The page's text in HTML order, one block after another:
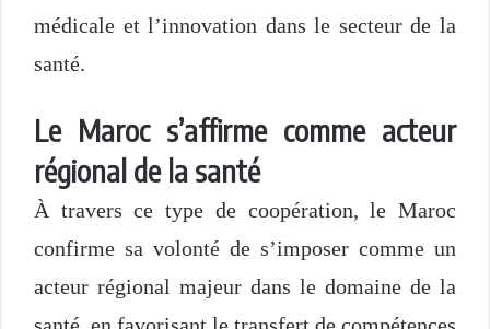
médicale et l’innovation dans le secteur de la
santé.
Le Maroc s’affirme comme acteur
régional de la santé
À travers ce type de coopération, le Maroc
confirme sa volonté de s’imposer comme un
acteur régional majeur dans le domaine de la
santé, en favorisant le transfert de compétences